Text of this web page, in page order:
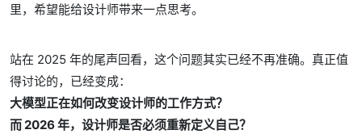
里，希望能给设计师带来一点思考。
站在 2025 年的尾声回看，这个问题其实已经不再准确。真正值
得讨论的，已经变成：
大模型正在如何改变设计师的工作方式？
而 2026 年，设计师是否必须重新定义自己？